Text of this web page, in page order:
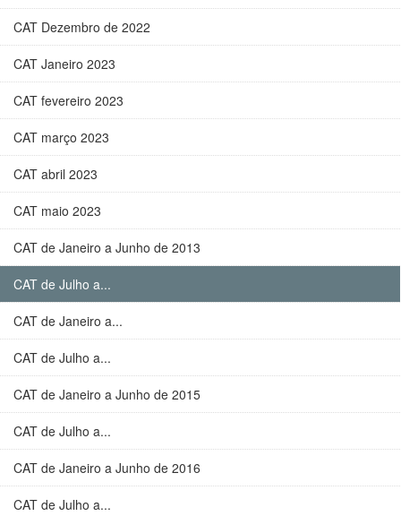
CAT Dezembro de 2022
CAT Janeiro 2023
CAT fevereiro 2023
CAT março 2023
CAT abril 2023
CAT maio 2023
CAT de Janeiro a Junho de 2013
CAT de Julho a...
CAT de Janeiro a...
CAT de Julho a...
CAT de Janeiro a Junho de 2015
CAT de Julho a...
CAT de Janeiro a Junho de 2016
CAT de Julho a...